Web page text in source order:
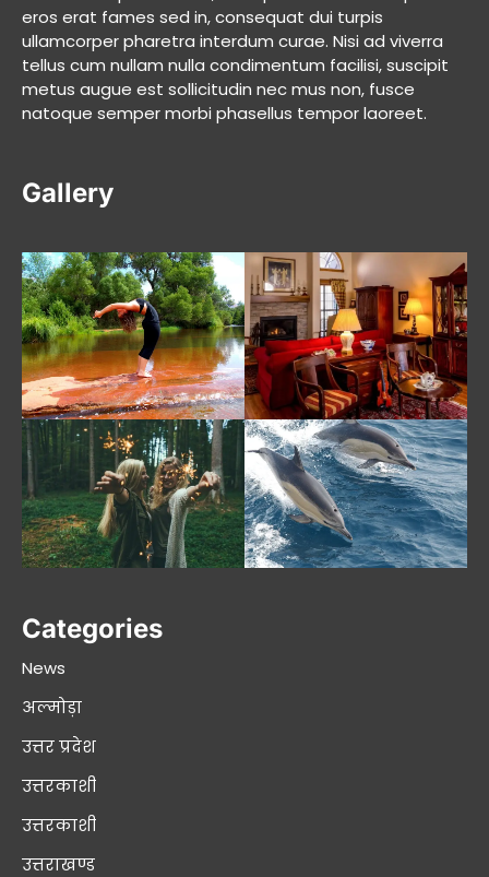
eros erat fames sed in, consequat dui turpis
ullamcorper pharetra interdum curae. Nisi ad viverra
tellus cum nullam nulla condimentum facilisi, suscipit
metus augue est sollicitudin nec mus non, fusce
natoque semper morbi phasellus tempor laoreet.
Gallery
Categories
News
अल्मोड़ा
उत्तर प्रदेश
उत्तरकाशी
उत्तरकाशी
उत्तराखण्ड